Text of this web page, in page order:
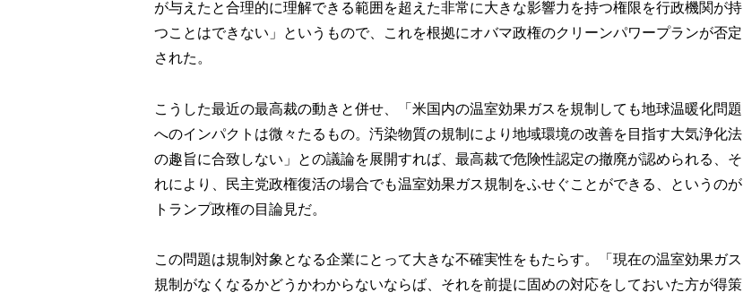
が与えたと合理的に理解できる範囲を超えた非常に大きな影響力を持つ権限を行政機関が持
つことはできない」というもので、これを根拠にオバマ政権のクリーンパワープランが否定
された。
こうした最近の最高裁の動きと併せ、「米国内の温室効果ガスを規制しても地球温暖化問題
へのインパクトは微々たるもの。汚染物質の規制により地域環境の改善を目指す大気浄化法
の趣旨に合致しない」との議論を展開すれば、最高裁で危険性認定の撤廃が認められる、そ
れにより、民主党政権復活の場合でも温室効果ガス規制をふせぐことができる、というのが
トランプ政権の目論見だ。
この問題は規制対象となる企業にとって大きな不確実性をもたらす。「現在の温室効果ガス
規制がなくなるかどうかわからないならば、それを前提に固めの対応をしておいた方が得策